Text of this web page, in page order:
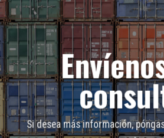
Si desea más información,